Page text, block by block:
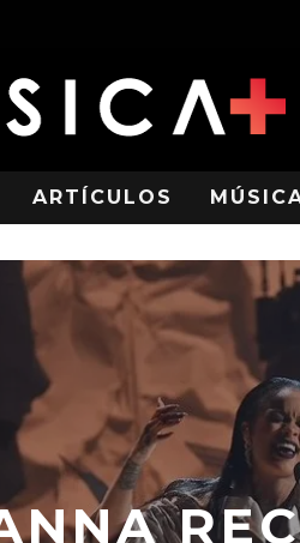
ARTÍCULOS